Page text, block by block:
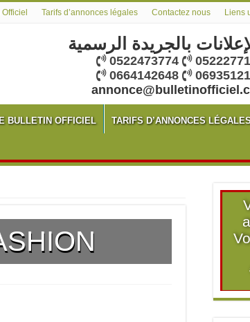
Tarifs d’annonces légales Contactez nous Liens
بالجريدة الرسمية
0522473774
0664142648
BULLETIN OFFICIEL TARIFS D’ANNONCES